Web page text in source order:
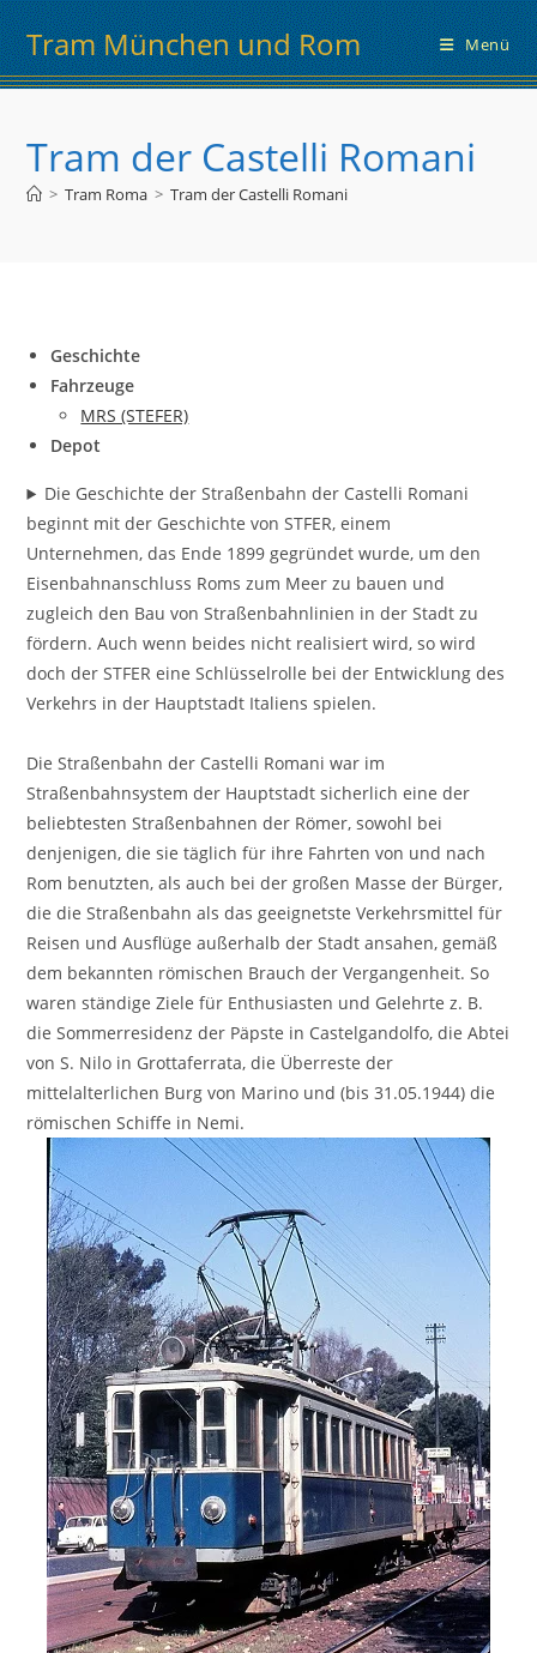
Zum
Inhalt
springen
Tram München und Rom Menü
Tram der Castelli Romani
> Tram Roma > Tram der Castelli Romani
Geschichte
Fahrzeuge
MRS (STEFER)
Depot
Die Geschichte der Straßenbahn der Castelli Romani
beginnt mit der Geschichte von STFER, einem
Unternehmen, das Ende 1899 gegründet wurde, um den
Eisenbahnanschluss Roms zum Meer zu bauen und
zugleich den Bau von Straßenbahnlinien in der Stadt zu
fördern. Auch wenn beides nicht realisiert wird, so wird
doch der STFER eine Schlüsselrolle bei der Entwicklung des
Verkehrs in der Hauptstadt Italiens spielen.
Die Straßenbahn der Castelli Romani war im
Straßenbahnsystem der Hauptstadt sicherlich eine der
beliebtesten Straßenbahnen der Römer, sowohl bei
denjenigen, die sie täglich für ihre Fahrten von und nach
Rom benutzten, als auch bei der großen Masse der Bürger,
die die Straßenbahn als das geeignetste Verkehrsmittel für
Reisen und Ausflüge außerhalb der Stadt ansahen, gemäß
dem bekannten römischen Brauch der Vergangenheit. So
waren ständige Ziele für Enthusiasten und Gelehrte z. B.
die Sommerresidenz der Päpste in Castelgandolfo, die Abtei
von S. Nilo in Grottaferrata, die Überreste der
mittelalterlichen Burg von Marino und (bis 31.05.1944) die
römischen Schiffe in Nemi.